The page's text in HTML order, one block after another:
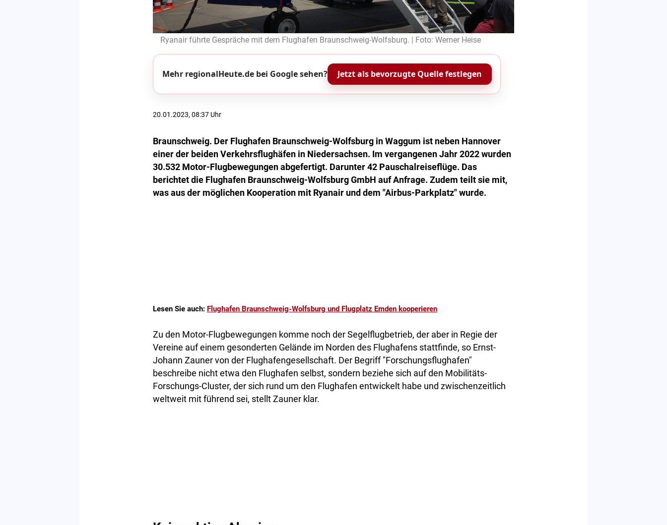
Ryanair führte Gespräche mit dem Flughafen Braunschweig-Wolfsburg. | Foto: Werner Heise
Mehr regionalHeute.de bei Google sehen? Jetzt als bevorzugte Quelle festlegen
20.01.2023, 08:37 Uhr
Braunschweig. Der Flughafen Braunschweig-Wolfsburg in Waggum ist neben Hannover
einer der beiden Verkehrsflughäfen in Niedersachsen. Im vergangenen Jahr 2022 wurden
30.532 Motor-Flugbewegungen abgefertigt. Darunter 42 Pauschalreiseflüge. Das
berichtet die Flughafen Braunschweig-Wolfsburg GmbH auf Anfrage. Zudem teilt sie mit,
was aus der möglichen Kooperation mit Ryanair und dem "Airbus-Parkplatz" wurde.
Lesen Sie auch: Flughafen Braunschweig-Wolfsburg und Flugplatz Emden kooperieren
Zu den Motor-Flugbewegungen komme noch der Segelflugbetrieb, der aber in Regie der
Vereine auf einem gesonderten Gelände im Norden des Flughafens stattfinde, so Ernst-
Johann Zauner von der Flughafengesellschaft. Der Begriff "Forschungsflughafen"
beschreibe nicht etwa den Flughafen selbst, sondern beziehe sich auf den Mobilitäts-
Forschungs-Cluster, der sich rund um den Flughafen entwickelt habe und zwischenzeitlich
weltweit mit führend sei, stellt Zauner klar.